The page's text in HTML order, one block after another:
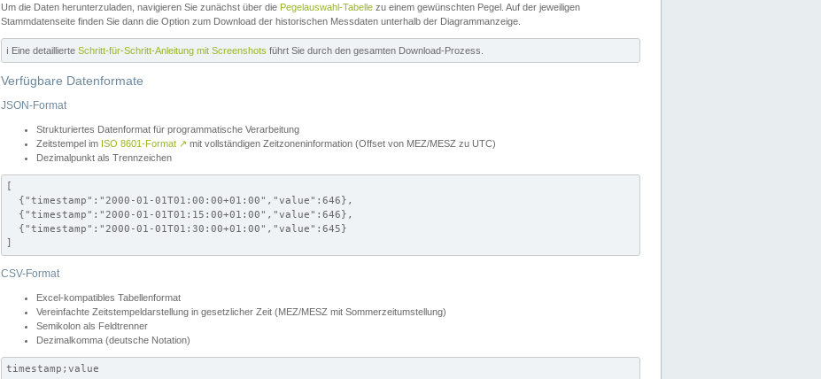
Um die Daten herunterzuladen, navigieren Sie zunächst über die Pegelauswahl-Tabelle zu einem gewünschten Pegel. Auf der jeweiligen
Stammdatenseite finden Sie dann die Option zum Download der historischen Messdaten unterhalb der Diagrammanzeige.
ℹ️ Eine detaillierte Schritt-für-Schritt-Anleitung mit Screenshots führt Sie durch den gesamten Download-Prozess.
Verfügbare Datenformate
JSON-Format
Strukturiertes Datenformat für programmatische Verarbeitung
Zeitstempel im ISO 8601-Format ↗ mit vollständigen Zeitzoneninformation (Offset von MEZ/MESZ zu UTC)
Dezimalpunkt als Trennzeichen
[
  {"timestamp":"2000-01-01T01:00:00+01:00","value":646},
  {"timestamp":"2000-01-01T01:15:00+01:00","value":646},
  {"timestamp":"2000-01-01T01:30:00+01:00","value":645}
]
CSV-Format
Excel-kompatibles Tabellenformat
Vereinfachte Zeitstempeldarstellung in gesetzlicher Zeit (MEZ/MESZ mit Sommerzeitumstellung)
Semikolon als Feldtrenner
Dezimalkomma (deutsche Notation)
timestamp;value